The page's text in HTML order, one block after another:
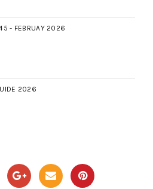
- FEBRUAY 2026
2026